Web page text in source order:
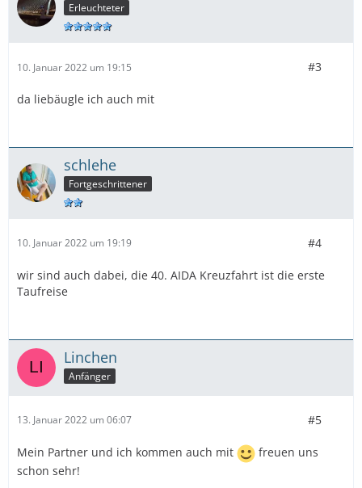
Erleuchteter
10. Januar 2022 um 19:15 #3
da liebäugle ich auch mit
schlehe
Fortgeschrittener
10. Januar 2022 um 19:19 #4
wir sind auch dabei, die 40. AIDA Kreuzfahrt ist die erste
Taufreise
Linchen
Anfänger
13. Januar 2022 um 06:07 #5
Mein Partner und ich kommen auch mit
freuen uns
schon sehr!